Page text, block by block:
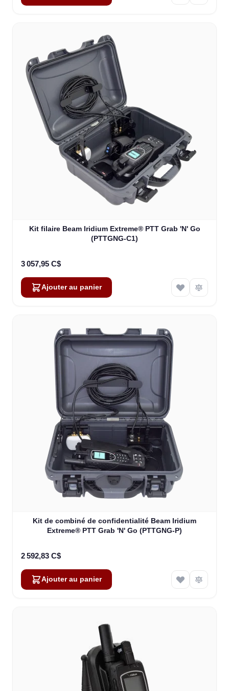
Kit filaire Beam Iridium Extreme® PTT Grab 'N' Go
(PTTGNG-C1)
3 057,95 C$
Ajouter au panier
Kit de combiné de confidentialité Beam Iridium
Extreme® PTT Grab 'N' Go (PTTGNG-P)
2 592,83 C$
Ajouter au panier